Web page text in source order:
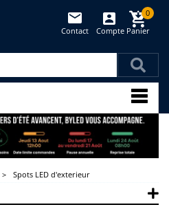
Panier
0
Compte
Contact
> Spots LED d'exterieur